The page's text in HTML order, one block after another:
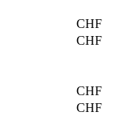
CHF
CHF
CHF
CHF